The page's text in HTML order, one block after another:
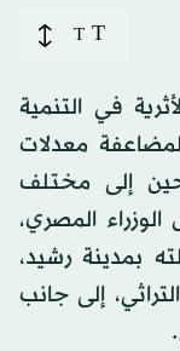
T
T
في التنمية
معدلات
إلى مختلف
المصري،
بمدينة رشيد،
إلى جانب